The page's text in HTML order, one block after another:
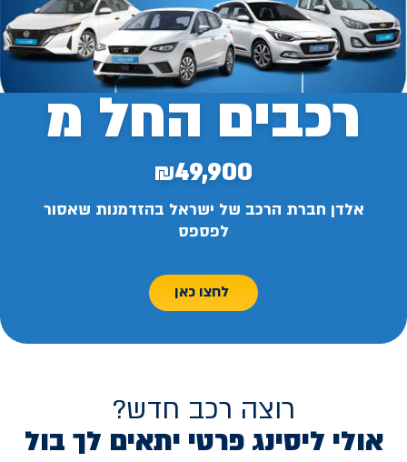
רכבים החל מ
₪49,900
אלדן חברת הרכב של ישראל בהזדמנות שאסור
לפספס
לחצו כאן
רוצה רכב חדש?
אולי ליסינג פרטי יתאים לך בול